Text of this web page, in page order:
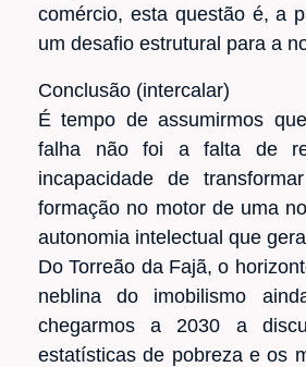
comércio, esta questão é, a
um desafio estrutural para a
Conclusão (intercalar)
É tempo de assumirmos
falha não foi a falta de
incapacidade de
formação no motor de uma
autonomia intelectual que
Do Torreão da Fajã, o
neblina do imobilismo
chegarmos a 2030 a
estatísticas de pobreza e os